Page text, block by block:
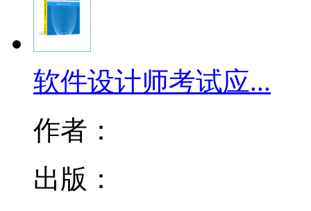
软件设计师考试应...
作者：
出版：